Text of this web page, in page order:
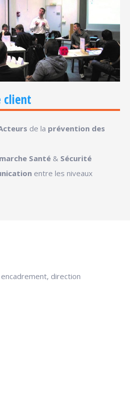
client
de la prévention des
Santé & Sécurité
entre les niveaux
direction